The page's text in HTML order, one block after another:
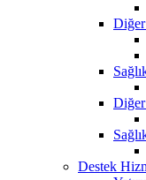
Destek